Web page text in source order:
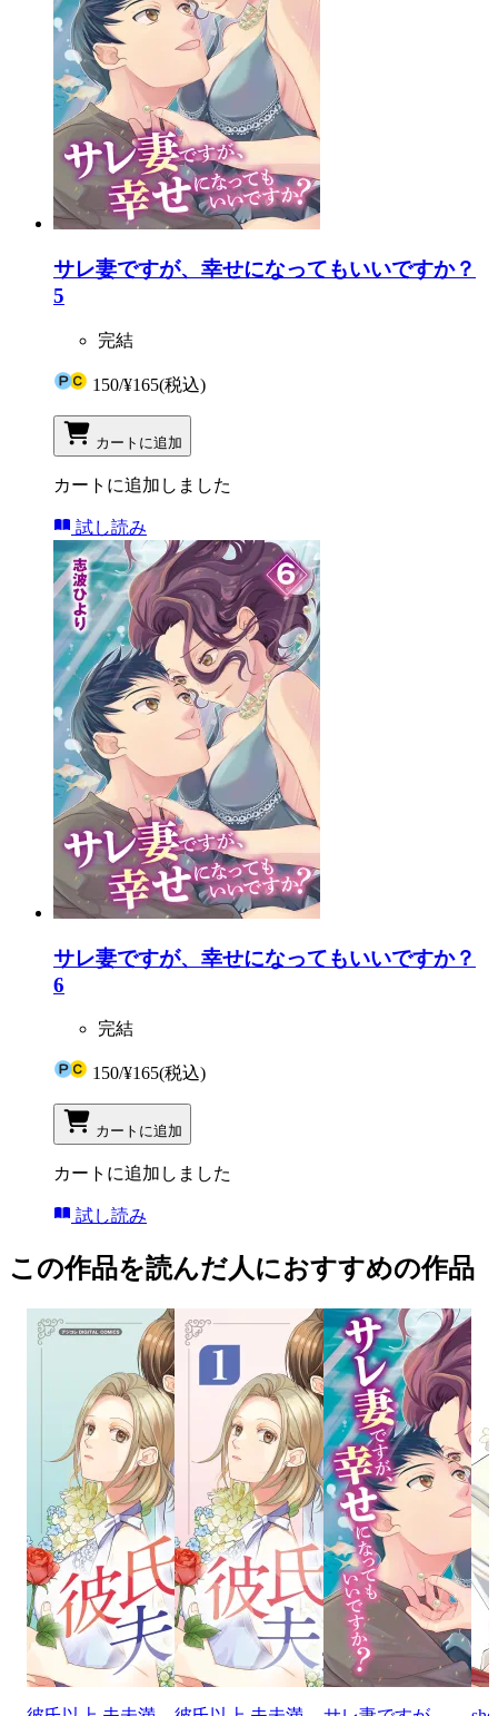
サレ妻ですが、幸せになってもいいですか？
5
完結
150/¥165(税込)
カートに追加
カートに追加しました
試し読み
サレ妻ですが、幸せになってもいいですか？
6
完結
150/¥165(税込)
カートに追加
カートに追加しました
試し読み
この作品を読んだ人におすすめの作品